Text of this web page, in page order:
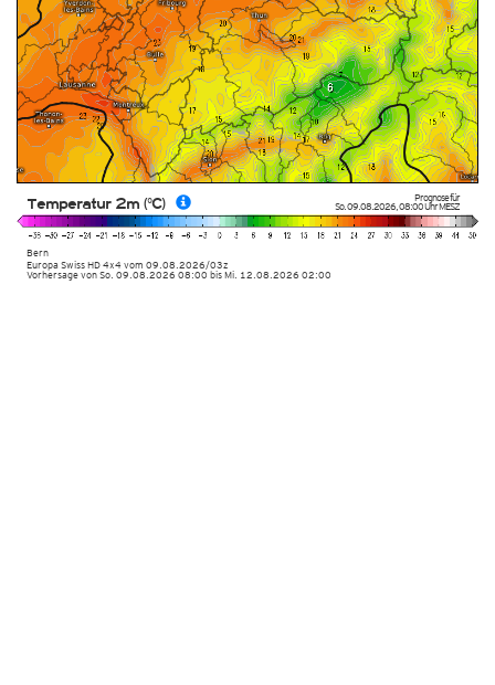
Prognose für
So. 09.08.2026,08:00 UhrMESZ
Bern
Europa Swiss HD 4x4vom 09.08.2026/03z
Temperatur 2m (°C)
Vorhersage von So. 09.08.2026 08:00 bis Mi. 12.08.2026 02:00